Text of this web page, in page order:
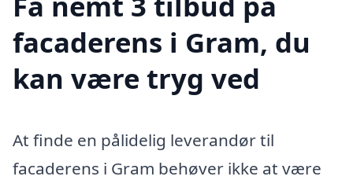
facaderens i Gram, du
kan være tryg ved
At finde en pålidelig leverandør til
facaderens i Gram behøver ikke at være